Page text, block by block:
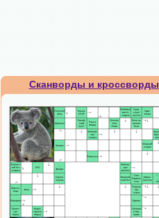
Сканворды и кроссворды